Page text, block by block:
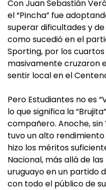
Con Juan Sebastián
el “Pincha” fue
superar dificultades y
como sucedió en el
Sporting, por los
masivamente cruzaron
sentir local en el
Pero Estudiantes no es
lo que significa la
compañero. Anoche,
tuvo un alto
hizo los méritos
Nacional, más allá de
uruguayo en un partido
con todo el público de